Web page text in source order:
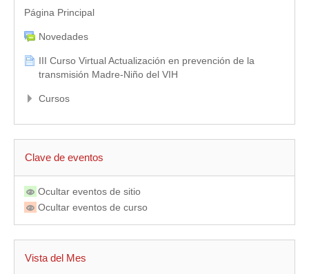
Página Principal
Novedades
III Curso Virtual Actualización en prevención de la
transmisión Madre-Niño del VIH
Cursos
Clave de eventos
Ocultar eventos de sitio
Ocultar eventos de curso
Vista del Mes